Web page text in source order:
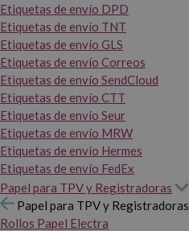
Etiquetas de envío DPD
Etiquetas de envío TNT
Etiquetas de envío GLS
Etiquetas de envío Correos
Etiquetas de envío SendCloud
Etiquetas de envío CTT
Etiquetas de envío Seur
Etiquetas de envío MRW
Etiquetas de envío Hermes
Etiquetas de envío FedEx
Papel para TPV y Registradoras
Papel para TPV y Registradoras
Rollos Papel Electra